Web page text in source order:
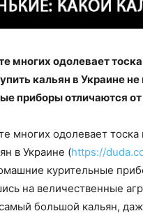
многих одолевает
кальян в Украине
приборы отличаются
многих одолевает
в Украине (https://
курительные
на величественные
большой кальян,